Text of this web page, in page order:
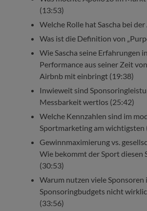
(13:53)
Welche Rolle hat Sascha bei
Was ist die Definition von
Wie Sascha seine Erfahrungen
Performance aus seiner Zeit
Airbnb mit einbringt (19:38)
Inwieweit sind
Messbarkeit wertlos (25:42)
Welche Kennzahlen sind im
Sportmarketing am wichtigsten
Gewinnmaximierung vs.
Wie bekommt der Sport diesen
(30:53)
Warum nutzen viele Sponsoren
Sponsoringbudgets nicht
(33:56)